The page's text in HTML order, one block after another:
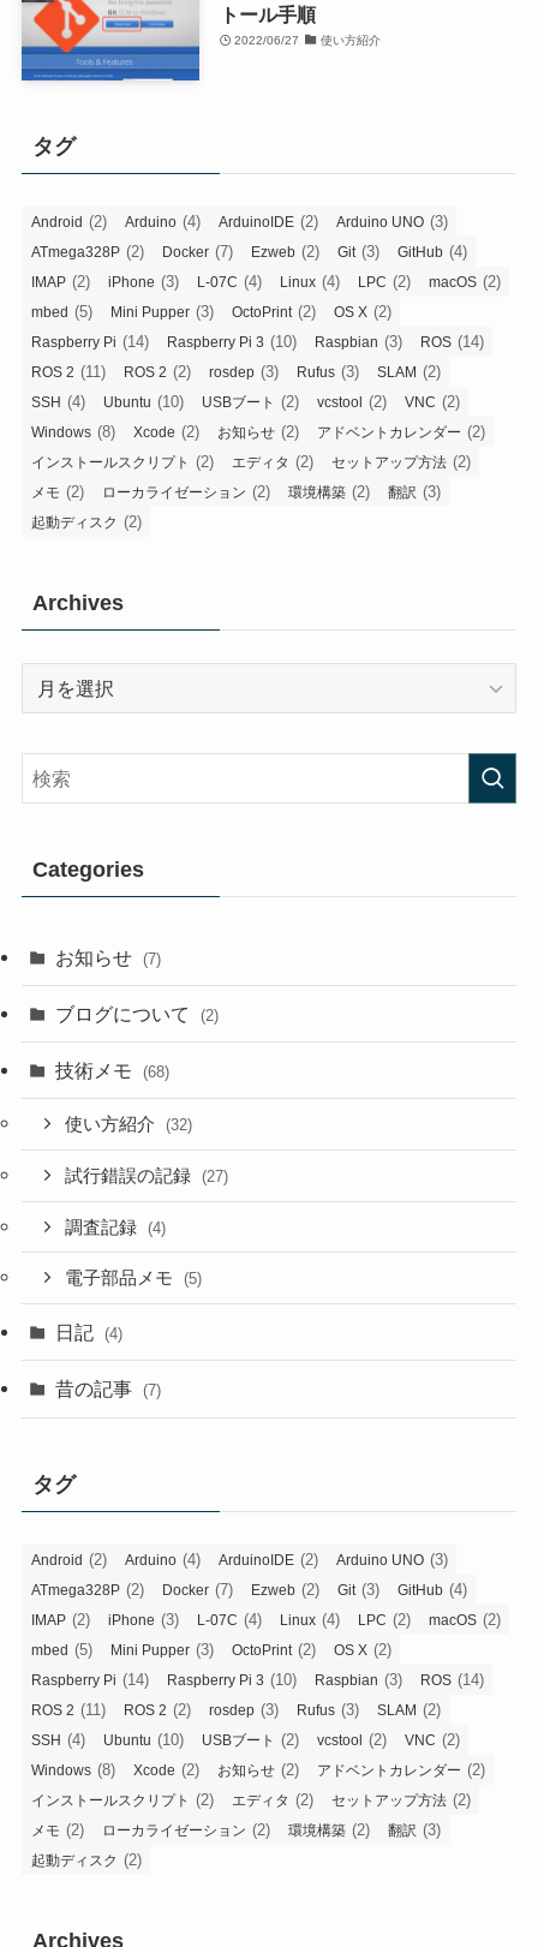
トール手順
2022/06/27 使い方紹介
タグ
Android (2) Arduino (4) ArduinoIDE (2) Arduino UNO (3)
ATmega328P (2) Docker (7) Ezweb (2) Git(3) GitHub (4)
IMAP (2) iPhone (3) L-07C (4) Linux (4) LPC (2) macOS (2)
mbed (5) Mini Pupper (3) OctoPrint(2) OS X (2)
Raspberry Pi (14) Raspberry Pi 3 (10) Raspbian (3) ROS (14)
ROS 2 (11) ROS 2 (2) rosdep (3) Rufus (3) SLAM (2)
SSH (4) Ubuntu (10) USBブート (2) vcstool (2) VNC (2)
Windows (8) Xcode (2) お知らせ (2) アドベントカレンダー (2)
インストールスクリプト (2) エディタ (2) セットアップ方法 (2)
メモ (2) ローカライゼーション (2) 環境構築 (2) 翻訳 (3)
起動ディスク (2)
Archives
Archives
Categories
お知らせ (7)
ブログについて (2)
技術メモ (68)
使い方紹介 (32)
試行錯誤の記録 (27)
調査記録 (4)
電子部品メモ (5)
日記 (4)
昔の記事 (7)
タグ
Android (2) Arduino (4) ArduinoIDE (2) Arduino UNO (3)
ATmega328P (2) Docker (7) Ezweb (2) Git (3) GitHub (4)
IMAP (2) iPhone (3) L-07C (4) Linux (4) LPC (2) macOS (2)
mbed (5) Mini Pupper (3) OctoPrint (2) OS X (2)
Raspberry Pi (14) Raspberry Pi 3 (10) Raspbian (3) ROS (14)
ROS 2 (11) ROS 2 (2) rosdep (3) Rufus (3) SLAM (2)
SSH (4) Ubuntu (10) USBブート (2) vcstool (2) VNC (2)
Windows (8) Xcode (2) お知らせ (2) アドベントカレンダー (2)
インストールスクリプト (2) エディタ (2) セットアップ方法 (2)
メモ (2) ローカライゼーション (2) 環境構築 (2) 翻訳 (3)
起動ディスク (2)
Archives